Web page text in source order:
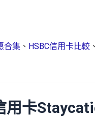
合集 、 HSBC信用卡比較 、
用卡